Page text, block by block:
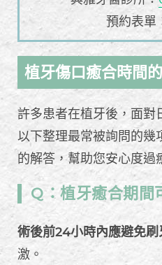
預約表單
植牙傷口癒合時間
許多患者在植牙後，面對
以下整理最常被詢問的幾
的解答，幫助您安心度過
Q：植牙癒合期間
術後前24小時內應避免刷
激。